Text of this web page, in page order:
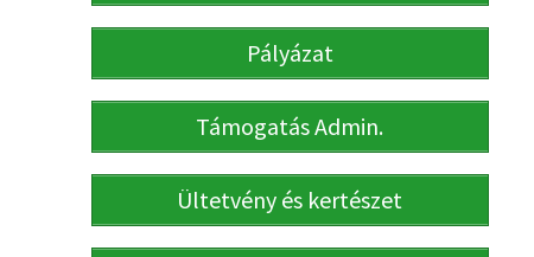
Pályázat
Támogatás Admin.
Ültetvény és kertészet